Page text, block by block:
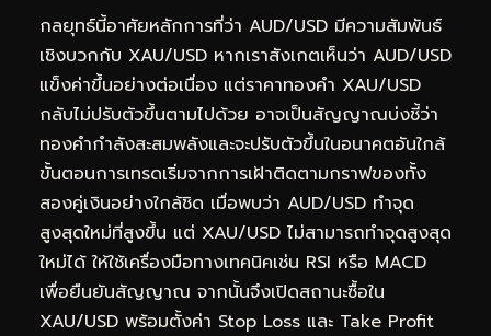
กลยุทธ์นี้อาศัยหลักการที่ว่า AUD/USD มีความสัมพันธ์
เชิงบวกกับ XAU/USD หากเราสังเกตเห็นว่า AUD/USD
แข็งค่าขึ้นอย่างต่อเนื่อง แต่ราคาทองคำ XAU/USD
กลับไม่ปรับตัวขึ้นตามไปด้วย อาจเป็นสัญญาณบ่งชี้ว่า
ทองคำกำลังสะสมพลังและจะปรับตัวขึ้นในอนาคตอันใกล้
ขั้นตอนการเทรดเริ่มจากการเฝ้าติดตามกราฟของทั้ง
สองคู่เงินอย่างใกล้ชิด เมื่อพบว่า AUD/USD ทำจุด
สูงสุดใหม่ที่สูงขึ้น แต่ XAU/USD ไม่สามารถทำจุดสูงสุด
ใหม่ได้ ให้ใช้เครื่องมือทางเทคนิคเช่น RSI หรือ MACD
เพื่อยืนยันสัญญาณ จากนั้นจึงเปิดสถานะซื้อใน
XAU/USD พร้อมตั้งค่า Stop Loss และ Take Profit